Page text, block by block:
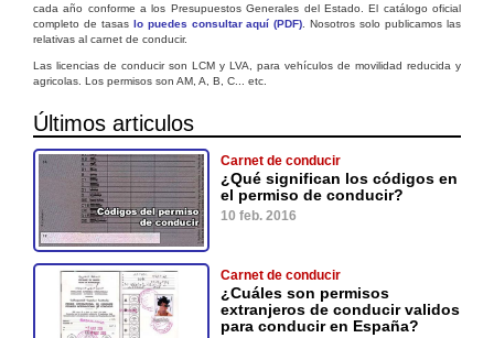
cada año conforme a los Presupuestos Generales del Estado. El catálogo oficial
completo de tasas lo puedes consultar aquí (PDF) . Nosotros solo publicamos las
relativas al carnet de conducir.
Las licencias de conducir son LCM y LVA, para vehículos de movilidad reducida y
agricolas. Los permisos son AM, A, B, C... etc.
Últimos articulos
Carnet de conducir
¿Qué significan los códigos en
el permiso de conducir?
10 feb. 2016
Carnet de conducir
¿Cuáles son permisos
extranjeros de conducir validos
para conducir en España?